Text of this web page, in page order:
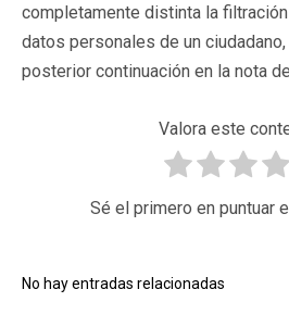
completamente distinta la
datos personales de un
posterior continuación en la nota
Valora este
Sé el primero en puntuar
No hay entradas relacionadas